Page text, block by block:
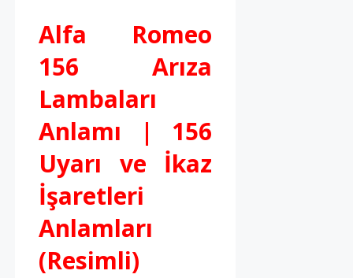
Alfa Romeo
156 Arıza
Lambaları
Anlamı | 156
Uyarı ve İkaz
İşaretleri
Anlamları
(Resimli)